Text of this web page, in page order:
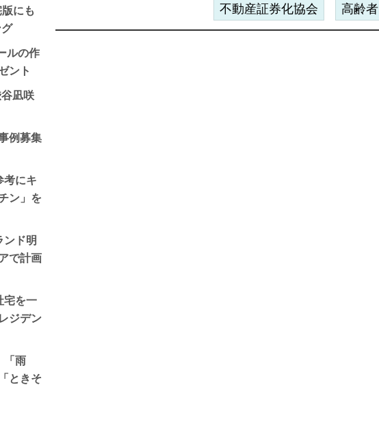
不動産証券化協会 高齢者
にも
ルの作
ント
凪咲
例募集
にキ
ン」を
ド明
で計画
宅を一
ジデン
「雨
ときそ